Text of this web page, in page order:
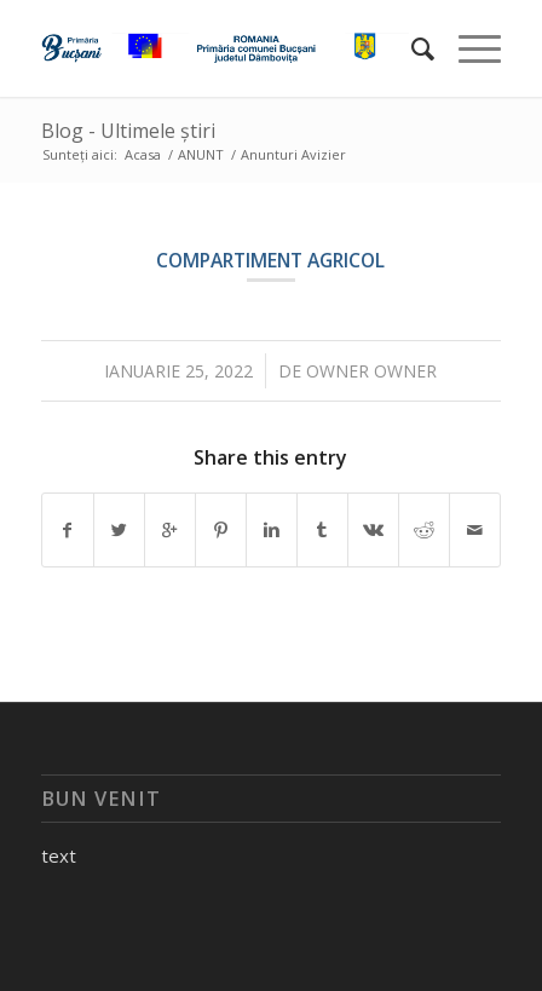
Blog - Ultimele știri
Sunteți aici: Acasa / ANUNT / Anunturi Avizier
COMPARTIMENT AGRICOL
IANUARIE 25, 2022
/ DE OWNER OWNER
Share this entry
BUN VENIT
text